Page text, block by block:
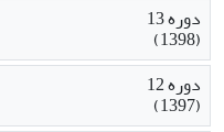
دوره 13
(1398)
دوره 12
(1397)